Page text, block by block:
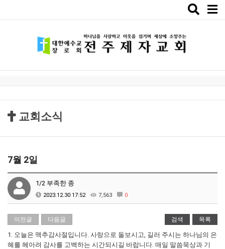
Toggle
교회소식
7월 2일
1/2 부족한 종
2023.12.30 17:52 7,563 0
이전글 다음글 검색 목록
1. 오늘은 맥추감사절입니다. 사랑으로 돌보시고, 길러 주시는 하나님의 은
혜를 헤아려 감사를 고백하는 시간되시길 바랍니다. 매일 말씀묵상과 기